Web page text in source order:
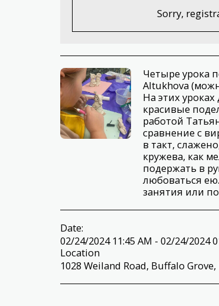
Sorry,
Четыре урока
Altukhova
На этих
красивые
работой
сравнение с
в такт,
кружева, как
подержать в
любоваться
занятия или
Date:
02/24/2024 11:45 AM - 02/24/2024
Location
1028 Weiland Road, Buffalo Grove,